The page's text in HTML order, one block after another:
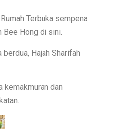
Terbuka sempena
Bee Hong di sini.
Hajah Sharifah
kemakmuran dan